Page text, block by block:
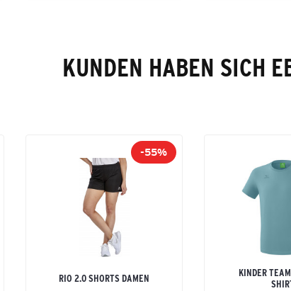
KUNDEN HABEN SICH
-55%
RIO 2.0 SHORTS DAMEN
KINDER